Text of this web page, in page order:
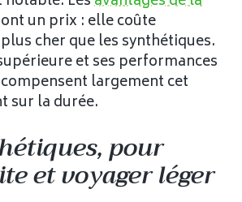
ont un prix : elle coûte
cher que les synthétiques.
et ses performances
largement cet
sur la durée.
pour
et voyager léger